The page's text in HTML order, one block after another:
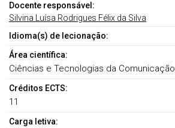
Docente responsável:
Silvina Luísa Rodrigues Félix da Silva
Idioma(s) de lecionação:
Área científica:
Ciências e Tecnologias da Comunicação
Créditos ECTS:
11
Carga letiva: